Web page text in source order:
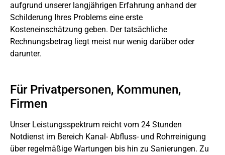
aufgrund unserer langjährigen Erfahrung anhand der
Schilderung Ihres Problems eine erste
Kosteneinschätzung geben. Der tatsächliche
Rechnungsbetrag liegt meist nur wenig darüber oder
darunter.
Für Privatpersonen, Kommunen,
Firmen
Unser Leistungsspektrum reicht vom 24 Stunden
Notdienst im Bereich Kanal- Abfluss- und Rohrreinigung
über regelmäßige Wartungen bis hin zu Sanierungen. Zu